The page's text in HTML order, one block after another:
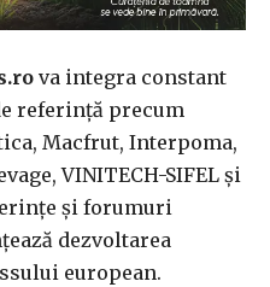
va integra constant
referință precum
Macfrut, Interpoma,
VINITECH-SIFEL și
și forumuri
dezvoltarea
european.